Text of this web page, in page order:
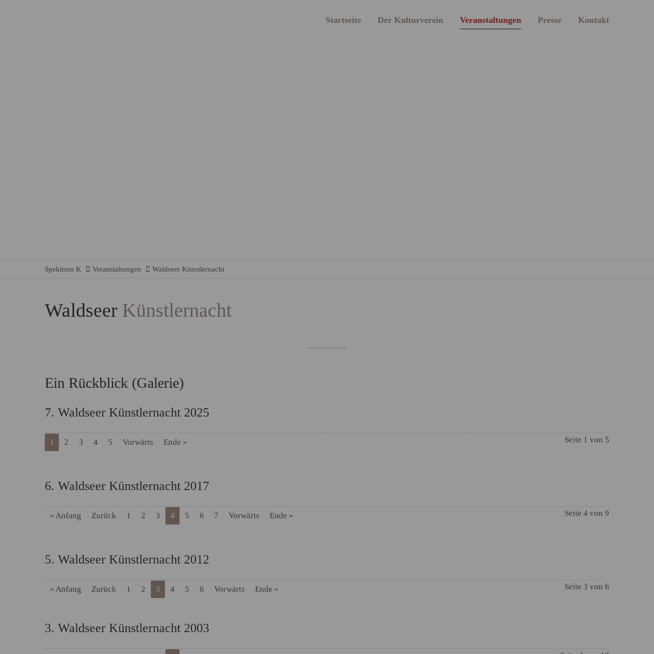
Startseite Der Kulturverein Veranstaltungen Presse Kontakt
Spektrum K Veranstaltungen Waldseer Künstlernacht
Waldseer Künstlernacht
Ein Rückblick (Galerie)
7. Waldseer Künstlernacht 2025
Seite 1 von 5
1 2 3 4 5 Vorwärts Ende »
6. Waldseer Künstlernacht 2017
Seite 4 von 9
« Anfang Zurück 1 2 3 4 5 6 7 Vorwärts Ende »
5. Waldseer Künstlernacht 2012
Seite 3 von 6
« Anfang Zurück 1 2 3 4 5 6 Vorwärts Ende »
3. Waldseer Künstlernacht 2003